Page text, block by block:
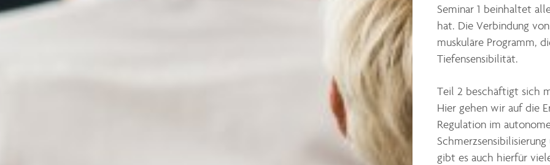
Seminar 1 beinhaltet
hat. Die Verbindung
muskuläre Programm,
Tiefensensibilität.
Teil 2 beschäftigt sich
Hier gehen wir auf die
Regulation im
gibt es auch hierfür